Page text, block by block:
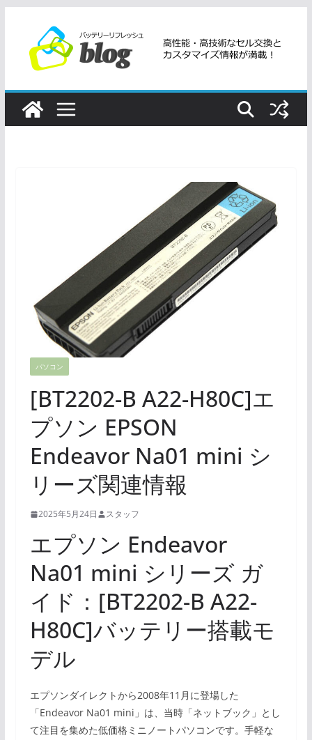
ツ
パソコン
[BT2202-B A22-H80C]エ
プソン EPSON
Endeavor Na01 mini シ
リーズ関連情報
2025年5月24日 スタッフ
エプソン Endeavor
Na01 mini シリーズ ガ
イド：[BT2202-B A22-
H80C]バッテリー搭載モ
デル
エプソンダイレクトから2008年11月に登場した
「Endeavor Na01 mini」は、当時「ネットブック」とし
て注目を集めた低価格ミニノートパソコンです。手軽な